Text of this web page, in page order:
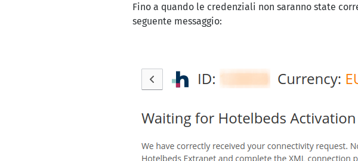
Fino a quando le credenziali non saranno state
seguente messaggio: